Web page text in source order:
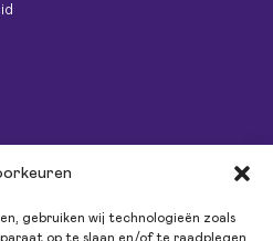
gebruiken wij technologieën zoals
op te slaan en/of te raadplegen.